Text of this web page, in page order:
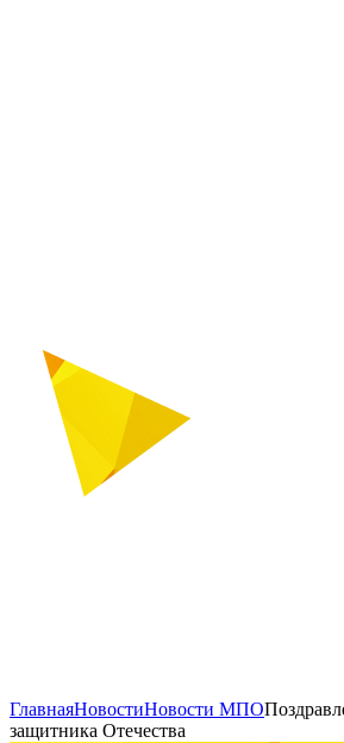
ГлавнаяНовостиНовости МПО
защитника Отечества